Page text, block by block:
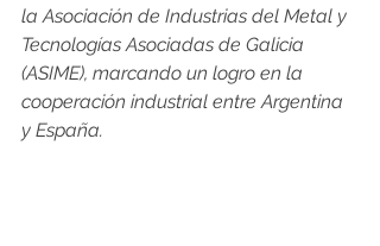
la Asociación de Industrias del Metal y
Tecnologías Asociadas de Galicia
(ASIME), marcando un logro en la
cooperación industrial entre Argentina
y España.